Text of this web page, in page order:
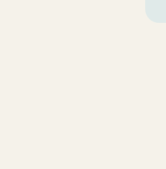
un prodotto
da gestire. Non solo
del tuo gatto,
a mantenere un
e privo di odori.
e altri prodotti per